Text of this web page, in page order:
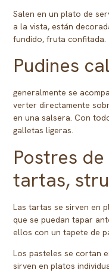
Salen en un plato de
a la vista, están
fundido, fruta confitada.
Pudines
generalmente se
verter directamente
en una salsera. Con
galletas ligeras.
Postres
tartas,
Las tartas se sirven en
que se puedan tapar
ellos con un tapete de
Los pasteles se cortan
sirven en platos